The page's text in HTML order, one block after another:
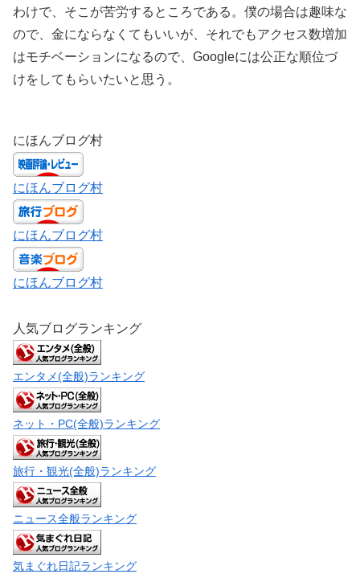
わけで、そこが苦労するところである。僕の場合は趣味な
ので、金にならなくてもいいが、それでもアクセス数増加
はモチベーションになるので、Googleには公正な順位づ
けをしてもらいたいと思う。
にほんブログ村
にほんブログ村
にほんブログ村
にほんブログ村
人気ブログランキング
エンタメ(全般)ランキング
ネット・PC(全般)ランキング
旅行・観光(全般)ランキング
ニュース全般ランキング
気まぐれ日記ランキング